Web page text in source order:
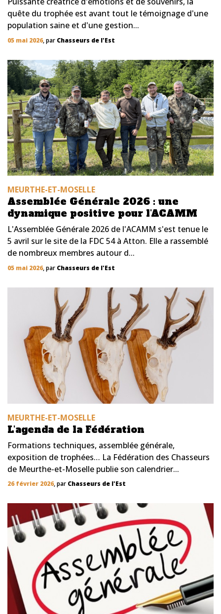
quête du trophée est avant tout le témoignage d'une
population saine et d'une gestion...
05 mai 2026, par Chasseurs de l'Est
MEURTHE-ET-MOSELLE
Assemblée Générale 2026 : une
dynamique positive pour l'ACAMM
L'Assemblée Générale 2026 de l'ACAMM s'est tenue le
5 avril sur le site de la FDC 54 à Atton. Elle a rassemblé
de nombreux membres autour d...
05 mai 2026, par Chasseurs de l'Est
MEURTHE-ET-MOSELLE
L'agenda de la Fédération
Formations techniques, assemblée générale,
exposition de trophées… La Fédération des Chasseurs
de Meurthe-et-Moselle publie son calendrier...
26 février 2026, par Chasseurs de l'Est